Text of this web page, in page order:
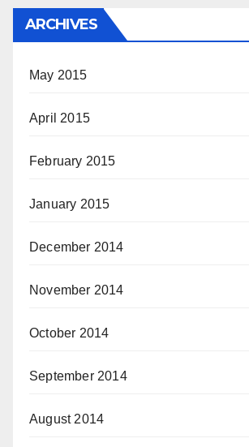
ARCHIVES
May 2015
April 2015
February 2015
January 2015
December 2014
November 2014
October 2014
September 2014
August 2014